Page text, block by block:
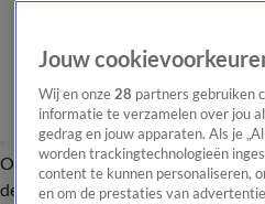
OverzichtAfleveringen Entertainment
de redactieNieuwsbrief
Jouw
Wij en onze 28 partners gebruiken
informatie te verzamelen over jou
gedrag en jouw apparaten. Als je
worden trackingtechnologieën
content te kunnen personaliseren,
en om de prestaties van